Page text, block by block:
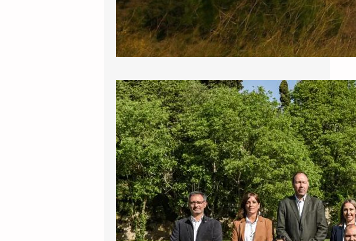
El Govern es gasta 211.757,32€ en
quatre trobades fora de Palau
El Govern disposa del Palau de la
Generalitat per celebrar-hi les
trobades del Consell Executiu.
Tanmateix, des de l’agost de 2024 ha
realitzat trobades de dos dies fora de
Palau en quatre ocasions: al monestir
de Poblet, a la Vall de Núria, a Arnes i